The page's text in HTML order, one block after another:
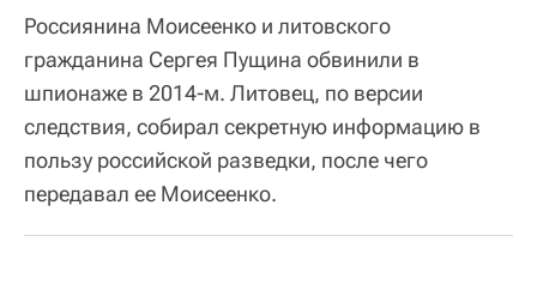
Россиянина Моисеенко и литовского
гражданина Сергея Пущина обвинили в
шпионаже в 2014-м. Литовец, по версии
следствия, собирал секретную информацию в
пользу российской разведки, после чего
передавал ее Моисеенко.